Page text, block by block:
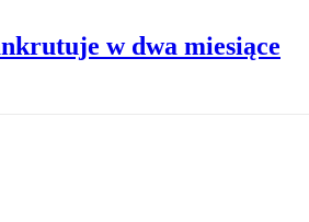
w dwa miesiące